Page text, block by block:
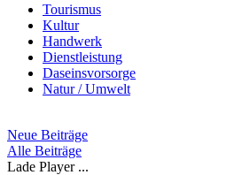
Tourismus
Kultur
Handwerk
Dienstleistung
Daseinsvorsorge
Natur / Umwelt
Neue Beiträge
Alle Beiträge
Lade Player ...